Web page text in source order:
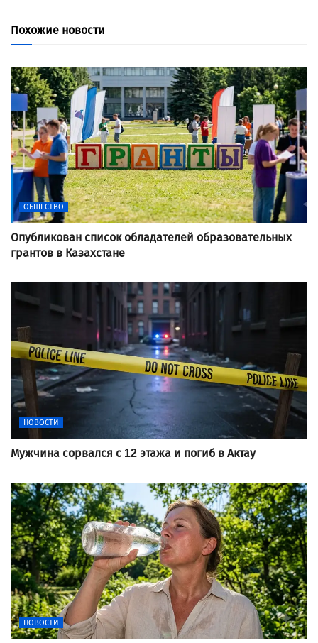
Похожие новости
ОБЩЕСТВО
Опубликован список обладателей образовательных
грантов в Казахстане
НОВОСТИ
Мужчина сорвался с 12 этажа и погиб в Актау
НОВОСТИ